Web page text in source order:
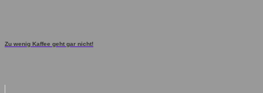
Zu wenig Kaffee geht gar nicht!